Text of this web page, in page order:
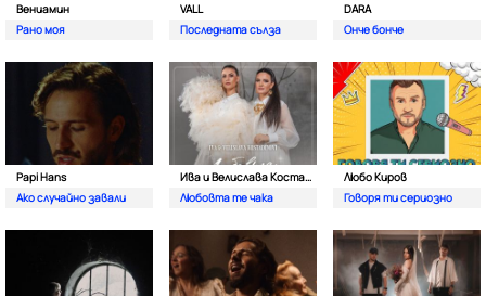
Вениамин
Рано моя
VALL
Последната сълза
DARA
Онче бонче
Papi Hans
Ако случайно завали
Ива и Велислава Костадинови
Любовта те чака
Любо Киров
Говоря ти сериозно